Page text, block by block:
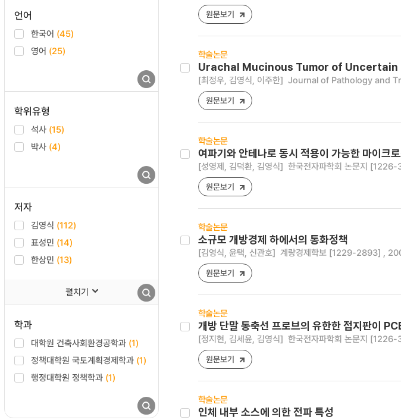
언어
한국어 (45)
영어 (25)
학위유형
석사 (15)
박사 (4)
저자
김영식 (112)
표성민 (14)
한상민 (13)
펼치기
학과
대학원 건축사회환경공학과 (1)
정책대학원 국토계획경제학과 (1)
행정대학원 정책학과 (1)
원문보기
학술논문
Urachal Mucinous Tumor of
[최정우, 김영식, 이주한] Journal of Pathology and
원문보기
학술논문
여파기와 안테나로 동시 적용이 가능한 마이크로
[성영제, 김덕환, 김영식] 한국전자파학회 논문지
원문보기
학술논문
소규모 개방경제 하에서의 통화정책
[김영식, 윤택, 신관호] 계량경제학보 [1229-2893] ,
원문보기
학술논문
개방 단말 동축선 프로브의 유한한 접지판이
[정지현, 김세윤, 김영식] 한국전자파학회 논문지
원문보기
학술논문
인체 내부 소스에 의한 전파 특성